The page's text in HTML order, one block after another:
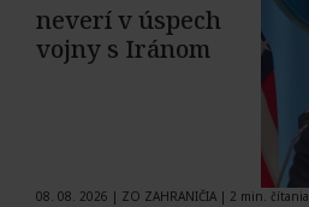
neverí v úspech
vojny s Iránom
08. 08. 2026 | ZO ZAHRANIČIA | 2 min. čítania